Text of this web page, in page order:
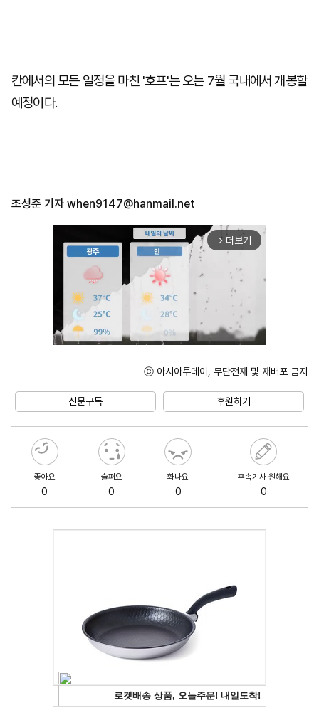
칸에서의 모든 일정을 마친 '호프'는 오는 7월 국내에서 개봉할
예정이다.
조성준 기자 when9147@hanmail.net
arrow_forward_ios 더보기
ⓒ 아시아투데이, 무단전재 및 재배포 금지
신문구독 후원하기
좋아요
0
슬퍼요
0
화나요
0
후속기사 원해요
0